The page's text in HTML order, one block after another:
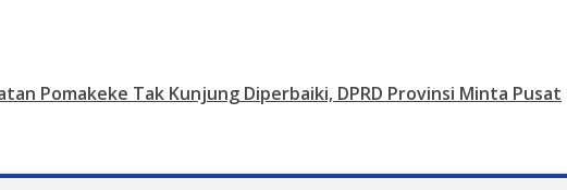
Pomakeke Tak Kunjung Diperbaiki, DPRD Provinsi Minta Pusat